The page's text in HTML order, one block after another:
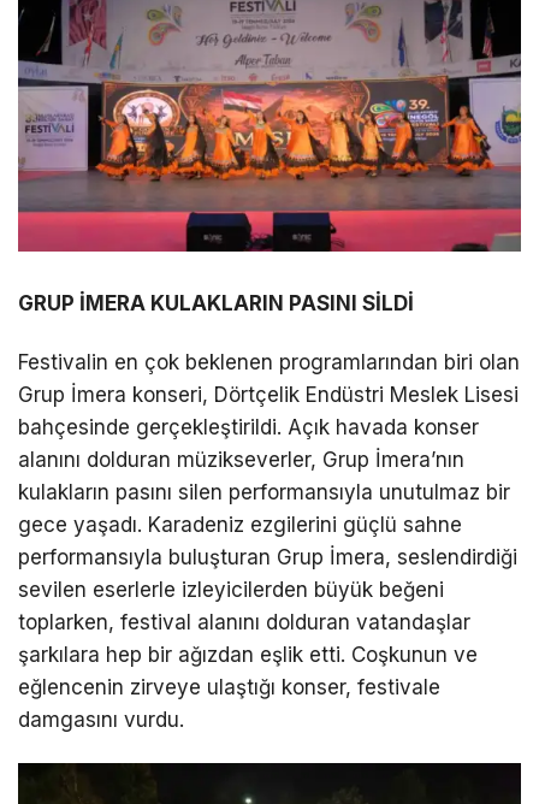
GRUP İMERA KULAKLARIN PASINI SİLDİ
Festivalin en çok beklenen programlarından biri olan
Grup İmera konseri, Dörtçelik Endüstri Meslek Lisesi
bahçesinde gerçekleştirildi. Açık havada konser
alanını dolduran müzikseverler, Grup İmera’nın
kulakların pasını silen performansıyla unutulmaz bir
gece yaşadı. Karadeniz ezgilerini güçlü sahne
performansıyla buluşturan Grup İmera, seslendirdiği
sevilen eserlerle izleyicilerden büyük beğeni
toplarken, festival alanını dolduran vatandaşlar
şarkılara hep bir ağızdan eşlik etti. Coşkunun ve
eğlencenin zirveye ulaştığı konser, festivale
damgasını vurdu.